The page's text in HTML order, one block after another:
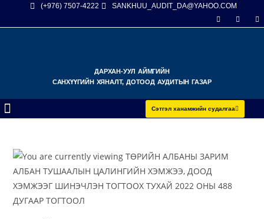
(+976) 7507-4222 SANKHUU_AUDIT_DA@YAHOO.COM
ДАРХАН-УУЛ АЙМГИЙН
САНХҮҮГИЙН ХЯНАЛТ, ДОТООД АУДИТЫН ГАЗАР
Сэтгэл ханамжийн судалгаа